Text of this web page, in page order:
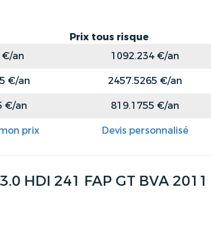
Prix tous risque
€/an
1092.234 €/an
€/an
2457.5265 €/an
€/an
819.1755 €/an
prix Devis personnalisé
HDI 241 FAP GT BVA 2011